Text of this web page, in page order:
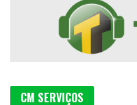
CM SERVIÇOS